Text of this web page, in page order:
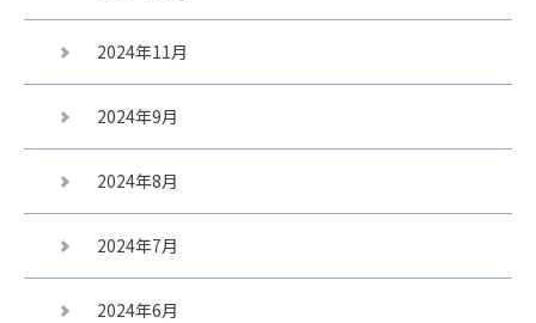
2024年11月
2024年9月
2024年8月
2024年7月
2024年6月